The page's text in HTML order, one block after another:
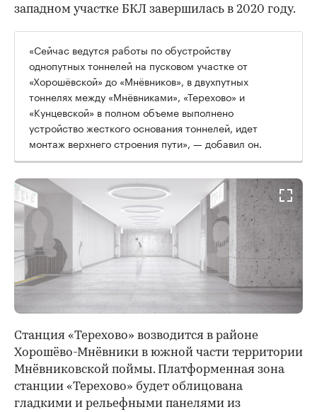
западном участке БКЛ завершилась в 2020 году.
«Сейчас ведутся работы по обустройству
однопутных тоннелей на пусковом участке от
«Хорошёвской» до «Мнёвников», в двухпутных
тоннелях между «Мнёвниками», «Терехово» и
«Кунцевской» в полном объеме выполнено
устройство жесткого основания тоннелей, идет
монтаж верхнего строения пути», — добавил он.
Станция «Терехово» возводится в районе
Хорошёво-Мнёвники в южной части территории
Мнёвниковской поймы. Платформенная зона
станции «Терехово» будет облицована
гладкими и рельефными панелями из